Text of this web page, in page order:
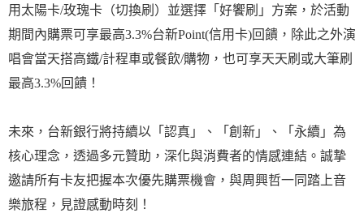
用太陽卡/玫瑰卡（切換刷）並選擇「好饗刷」方案，於活動
期間內購票可享最高3.3%台新Point(信用卡)回饋，除此之外演
唱會當天搭高鐵/計程車或餐飲/購物，也可享天天刷或大筆刷
最高3.3%回饋！
未來，台新銀行將持續以「認真」、「創新」、「永續」為
核心理念，透過多元贊助，深化與消費者的情感連結。誠摯
邀請所有卡友把握本次優先購票機會，與周興哲一同踏上音
樂旅程，見證感動時刻！